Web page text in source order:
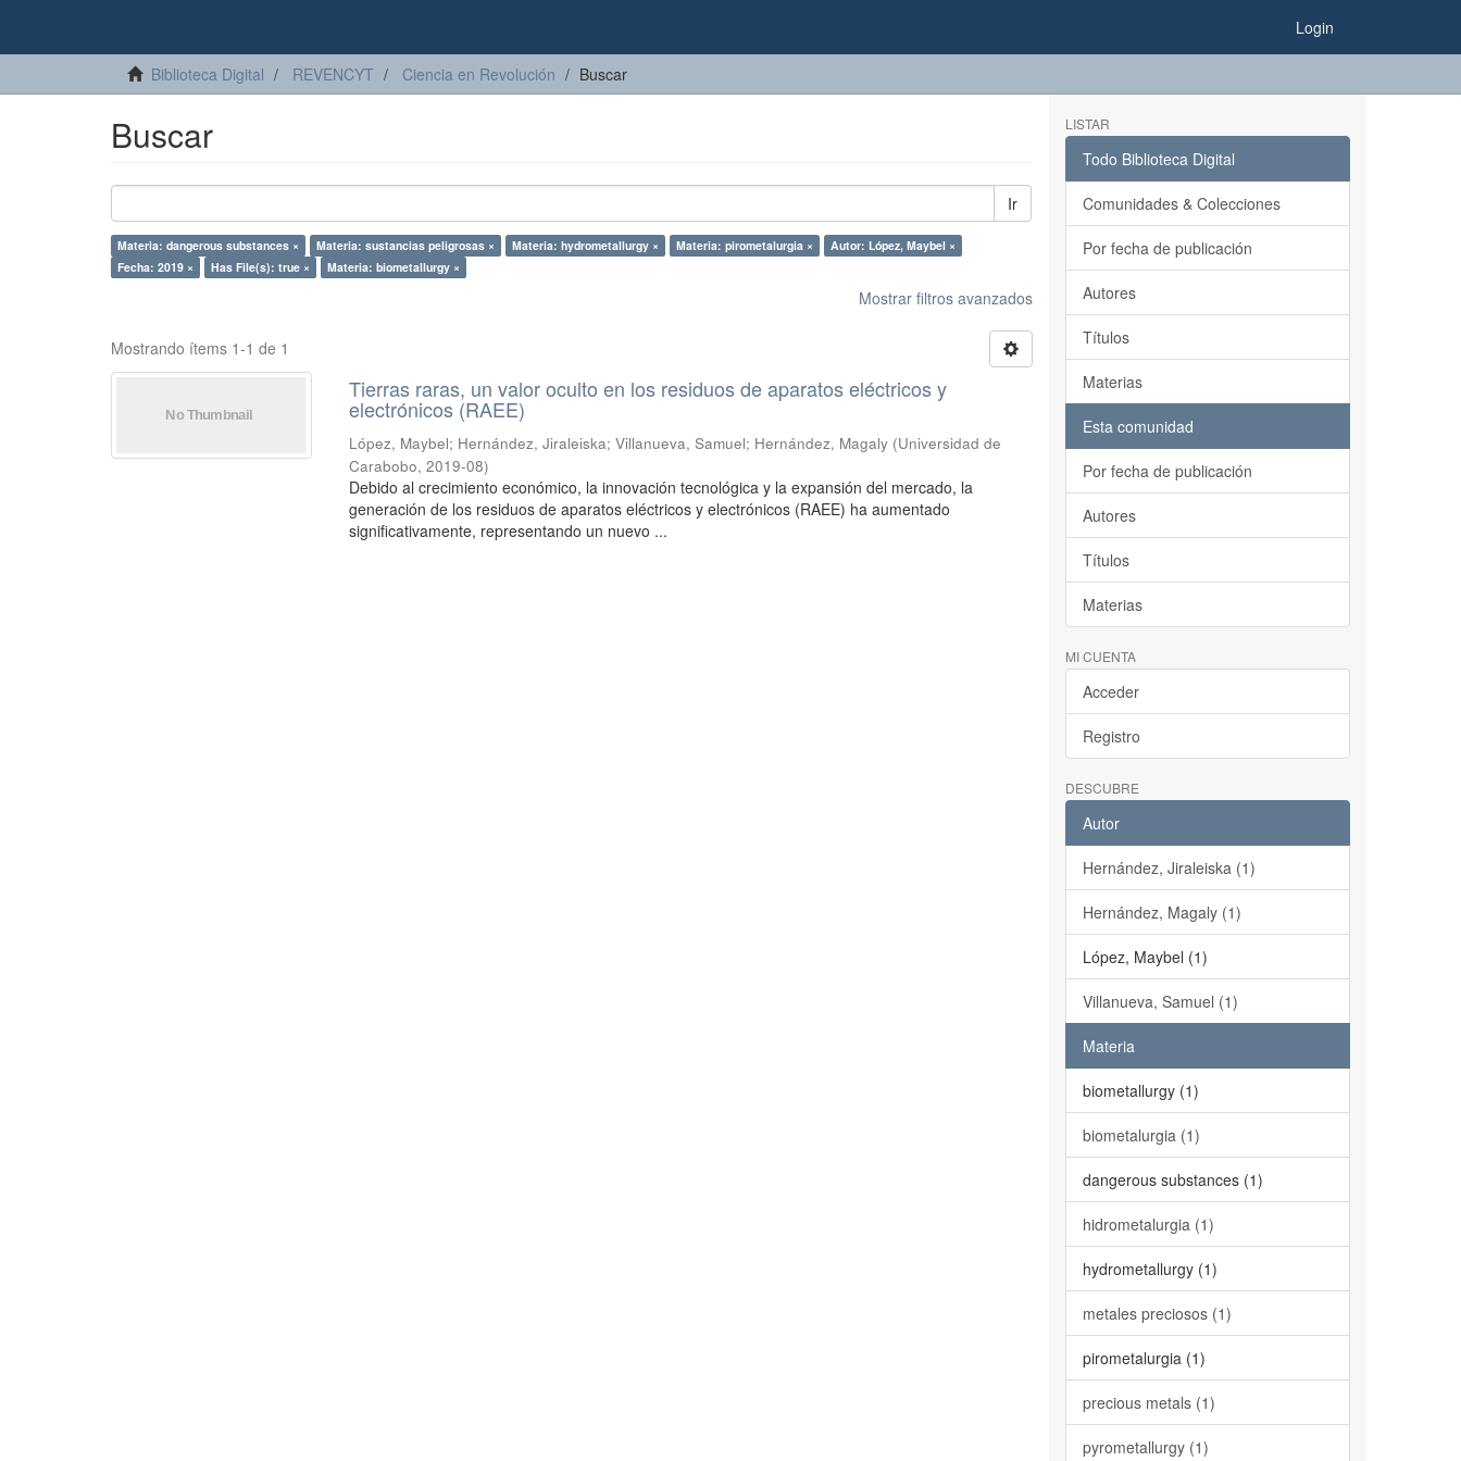
Login
Biblioteca Digital REVENCYT Ciencia en Revolución Buscar
Buscar
Ir
Materia: dangerous substances × Materia: sustancias peligrosas × Materia: hydrometallurgy × Materia: pirometalurgia ×
Autor: López, Maybel ×
Fecha: 2019 ×
Has File(s): true × Materia: biometallurgy ×
Mostrar filtros avanzados
Mostrando ítems 1-1 de 1
Tierras raras, un valor oculto en los residuos de aparatos eléctricos y
electrónicos (RAEE)
López, Maybel; Hernández, Jiraleiska;Villanueva, Samuel; Hernández, Magaly (Universidad de
Carabobo,2019-08)
Debido al crecimiento económico, la innovación tecnológica y la expansión del mercado, la
generación de los residuos de aparatos eléctricos y electrónicos (RAEE) ha aumentado
significativamente, representando un nuevo ...
LISTAR
Todo Biblioteca Digital
Comunidades & Colecciones
Por fecha de publicación
Autores
Títulos
Materias
Esta comunidad
Por fecha de publicación
Autores
Títulos
Materias
MI CUENTA
Acceder
Registro
DESCUBRE
Autor
Hernández, Jiraleiska (1)
Hernández, Magaly (1)
López, Maybel (1)
Villanueva, Samuel (1)
Materia
biometallurgy (1)
biometalurgia (1)
dangerous substances (1)
hidrometalurgia (1)
hydrometallurgy (1)
metales preciosos (1)
pirometalurgia (1)
precious metals (1)
pyrometallurgy (1)